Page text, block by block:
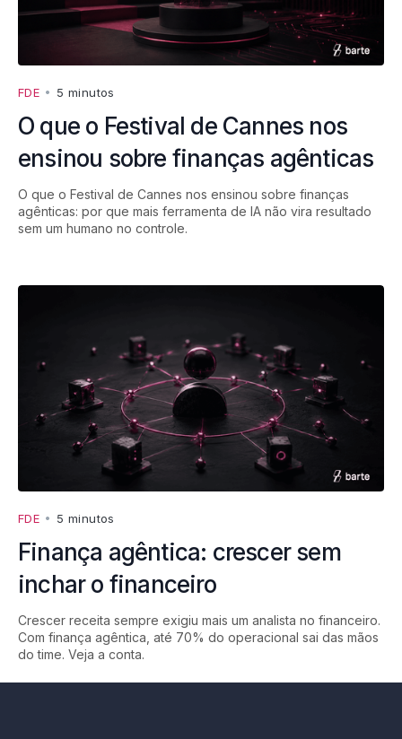
FDE • 5 minutos
O que o Festival de Cannes nos
ensinou sobre finanças agênticas
O que o Festival de Cannes nos ensinou sobre finanças
agênticas: por que mais ferramenta de IA não vira resultado
sem um humano no controle.
FDE • 5 minutos
Finança agêntica: crescer sem
inchar o financeiro
Crescer receita sempre exigiu mais um analista no financeiro.
Com finança agêntica, até 70% do operacional sai das mãos
do time. Veja a conta.